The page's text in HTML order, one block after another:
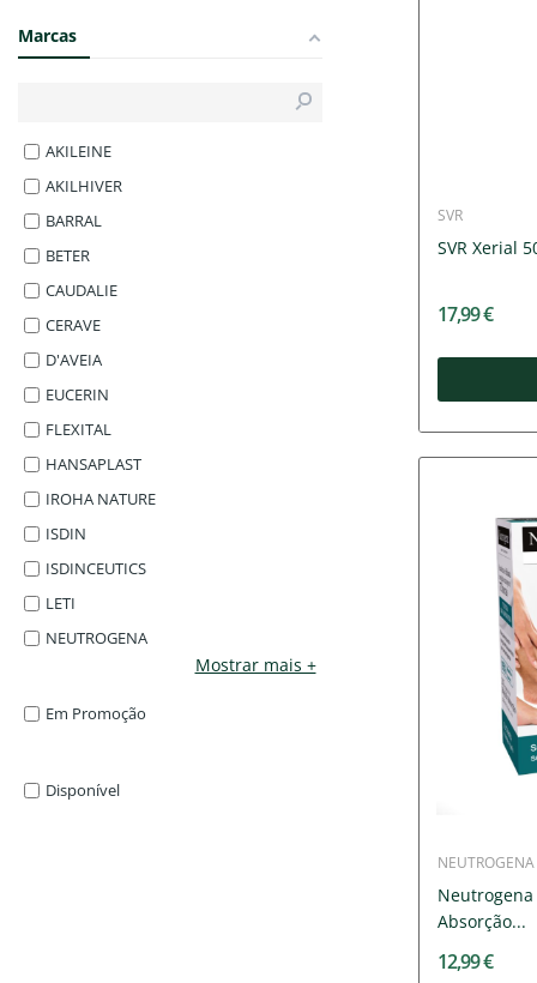
Marcas
AKILEINE
AKILHIVER
BARRAL
BETER
CAUDALIE
CERAVE
D'AVEIA
EUCERIN
FLEXITAL
HANSAPLAST
IROHA NATURE
ISDIN
ISDINCEUTICS
LETI
NEUTROGENA
Mostrar mais +
Em Promoção
Disponível
SVR
SVR Xerial
17,99 €
NEUTROGENA
Neutrogena
Absorção...
12,99 €